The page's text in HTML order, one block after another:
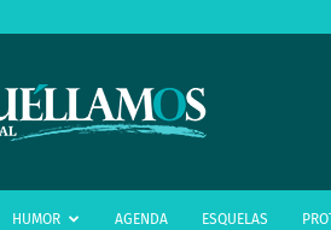
infoSocuéllamos
HUMOR AGENDA ESQUELAS